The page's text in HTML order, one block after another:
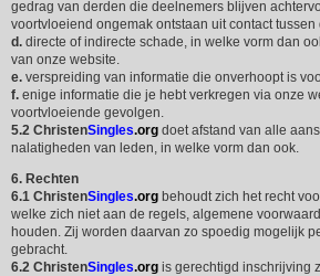
gedrag van derden die deelnemers blijven
voortvloeiend ongemak ontstaan uit contact tussen
d. directe of indirecte schade, in welke vorm dan
van onze website.
e. verspreiding van informatie die onverhoopt is
f. enige informatie die je hebt verkregen via onze
voortvloeiende gevolgen.
5.2 ChristenSingles.org doet afstand van alle
nalatigheden van leden, in welke vorm dan ook.
6. Rechten
6.1 ChristenSingles.org behoudt zich het recht
welke zich niet aan de regels, algemene
houden. Zij worden daarvan zo spoedig mogelijk
gebracht.
6.2 ChristenSingles.org is gerechtigd inschrijving